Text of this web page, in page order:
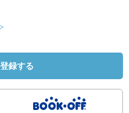
録する